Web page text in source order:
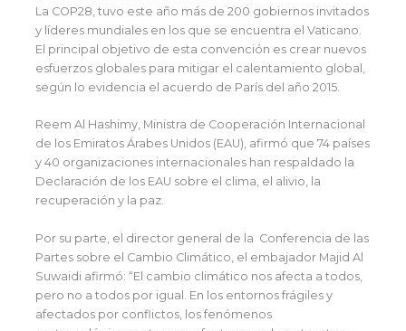
La COP28, tuvo este año más de 200 gobiernos invitados
y líderes mundiales en los que se encuentra el Vaticano.
El principal objetivo de esta convención es crear nuevos
esfuerzos globales para mitigar el calentamiento global,
según lo evidencia el acuerdo de París del año 2015.
Reem Al Hashimy, Ministra de Cooperación Internacional
de los Emiratos Árabes Unidos (EAU), afirmó que 74 países
y 40 organizaciones internacionales han respaldado la
Declaración de los EAU sobre el clima, el alivio, la
recuperación y la paz.
Por su parte, el director general de la Conferencia de las
Partes sobre el Cambio Climático, el embajador Majid Al
Suwaidi afirmó: “El cambio climático nos afecta a todos,
pero no a todos por igual. En los entornos frágiles y
afectados por conflictos, los fenómenos